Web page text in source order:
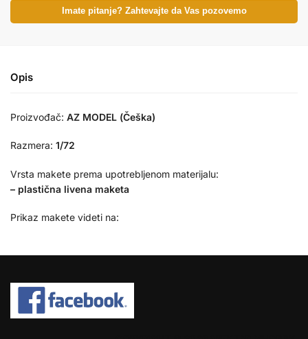
Imate pitanje? Zahtevajte da Vas pozovemo
Opis
Proizvođač: AZ MODEL (Češka)
Razmera: 1/72
Vrsta makete prema upotrebljenom materijalu:
– plastična livena maketa
Prikaz makete videti na: